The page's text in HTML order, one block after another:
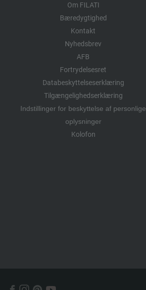
Om FILATI
Bæredygtighed
Kontakt
Nyhedsbrev
AFB
Fortrydelsesret
Databeskyttelseserklæring
Tilgængelighedserklæring
Indstillinger for beskyttelse af personlige
oplysninger
Kolofon